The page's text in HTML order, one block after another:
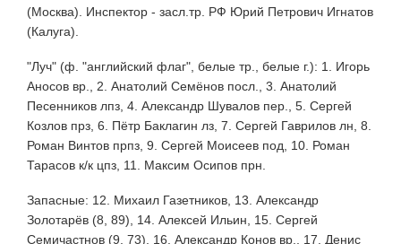
(Москва). Инспектор - засл.тр. РФ Юрий Петрович Игнатов
(Калуга).
"Луч" (ф. "английский флаг", белые тр., белые г.): 1. Игорь
Аносов вр., 2. Анатолий Семёнов посл., 3. Анатолий
Песенников лпз, 4. Александр Шувалов пер., 5. Сергей
Козлов прз, 6. Пётр Баклагин лз, 7. Сергей Гаврилов лн, 8.
Роман Винтов прпз, 9. Сергей Моисеев под, 10. Роман
Тарасов к/к цпз, 11. Максим Осипов прн.
Запасные: 12. Михаил Газетников, 13. Александр
Золотарёв (8, 89), 14. Алексей Ильин, 15. Сергей
Семичастнов (9, 73), 16. Александр Конов вр., 17. Денис